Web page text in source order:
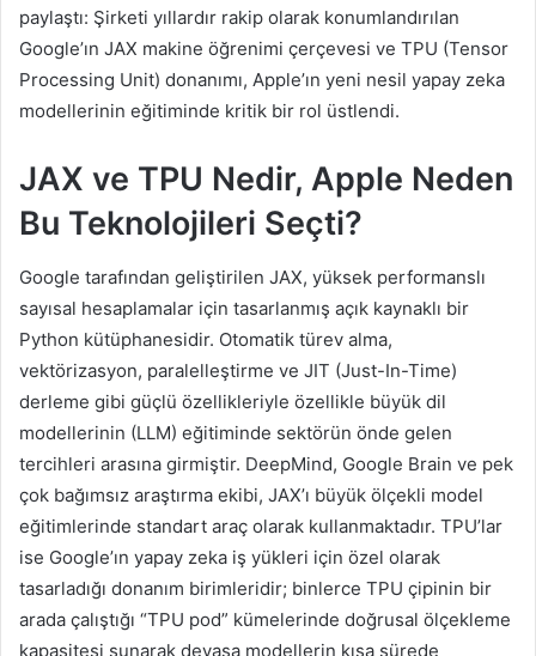
paylaştı: Şirketi yıllardır rakip olarak konumlandırılan
Google’ın JAX makine öğrenimi çerçevesi ve TPU (Tensor
Processing Unit) donanımı, Apple’ın yeni nesil yapay zeka
modellerinin eğitiminde kritik bir rol üstlendi.
JAX ve TPU Nedir, Apple Neden
Bu Teknolojileri Seçti?
Google tarafından geliştirilen JAX, yüksek performanslı
sayısal hesaplamalar için tasarlanmış açık kaynaklı bir
Python kütüphanesidir. Otomatik türev alma,
vektörizasyon, paralelleştirme ve JIT (Just-In-Time)
derleme gibi güçlü özellikleriyle özellikle büyük dil
modellerinin (LLM) eğitiminde sektörün önde gelen
tercihleri arasına girmiştir. DeepMind, Google Brain ve pek
çok bağımsız araştırma ekibi, JAX’ı büyük ölçekli model
eğitimlerinde standart araç olarak kullanmaktadır. TPU’lar
ise Google’ın yapay zeka iş yükleri için özel olarak
tasarladığı donanım birimleridir; binlerce TPU çipinin bir
arada çalıştığı “TPU pod” kümelerinde doğrusal ölçekleme
kapasitesi sunarak devasa modellerin kısa sürede